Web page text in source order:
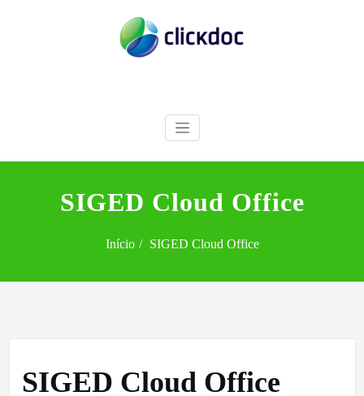
SIGED Cloud Office
Início SIGED Cloud Office
SIGED Cloud Office